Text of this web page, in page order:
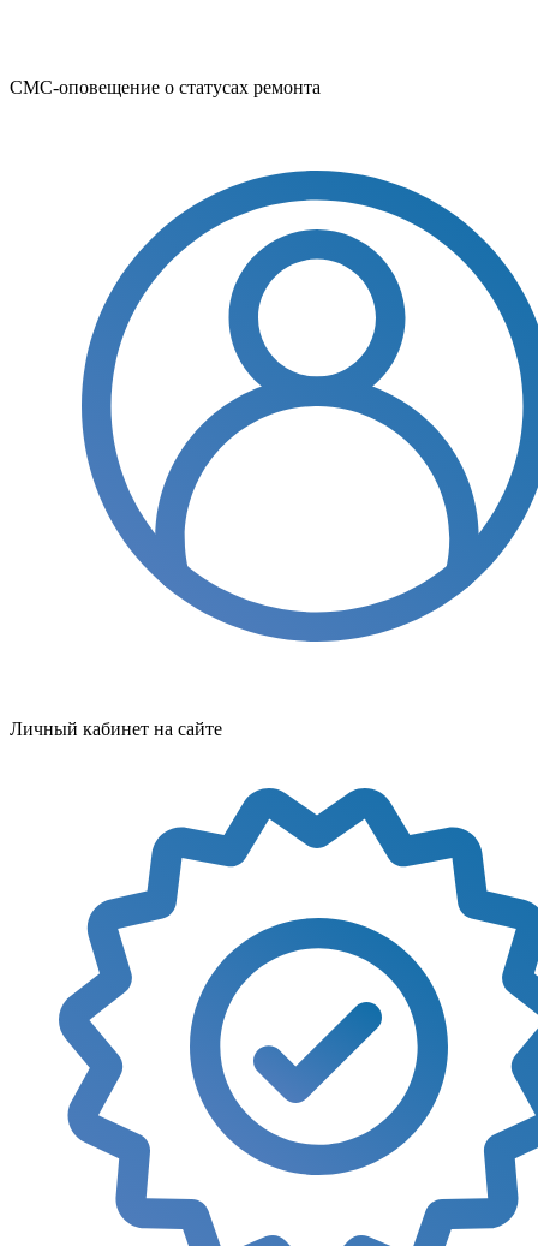
СМС-оповещение о статусах ремонта
Личный кабинет на сайте